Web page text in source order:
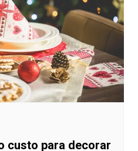
custo para decorar